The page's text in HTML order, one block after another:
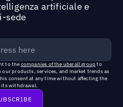
artificiale e
sede
to the companies of the uberall groupto
products, services, and market trends as
consent at any time without affecting the
its withdrawal.